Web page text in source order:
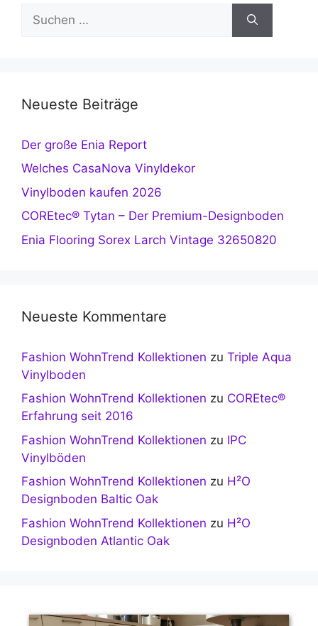
nach:
Neueste Beiträge
Der große Enia Report
Welches CasaNova Vinyldekor
Vinylboden kaufen 2026
COREtec® Tytan – Der Premium-Designboden
Enia Flooring Sorex Larch Vintage 32650820
Neueste Kommentare
Fashion WohnTrend Kollektionen zu Triple Aqua
Vinylboden
Fashion WohnTrend Kollektionen zu COREtec®
Erfahrung seit 2016
Fashion WohnTrend Kollektionen zu IPC
Vinylböden
Fashion WohnTrend Kollektionen zu H²O
Designboden Baltic Oak
Fashion WohnTrend Kollektionen zu H²O
Designboden Atlantic Oak